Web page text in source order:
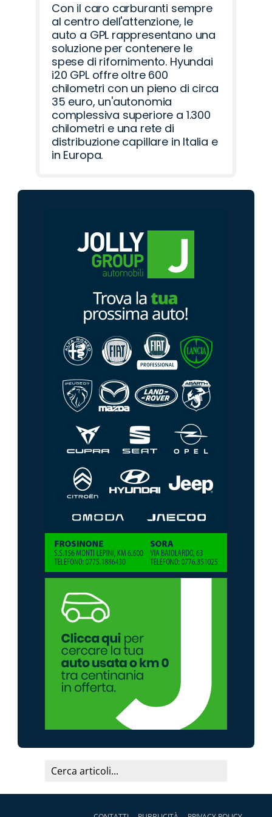
Con il caro carburanti sempre
al centro dell'attenzione, le
auto a GPL rappresentano una
soluzione per contenere le
spese di rifornimento. Hyundai
i20 GPL offre oltre 600
chilometri con un pieno di circa
35 euro, un'autonomia
complessiva superiore a 1.300
chilometri e una rete di
distribuzione capillare in Italia e
in Europa.